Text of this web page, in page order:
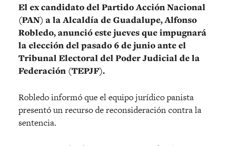
El ex candidato del Partido Acción Nacional
(PAN) a la Alcaldía de Guadalupe, Alfonso
Robledo, anunció este jueves que impugnará
la elección del pasado 6 de junio ante el
Tribunal Electoral del Poder Judicial de la
Federación (TEPJF).
Robledo informó que el equipo jurídico panista
presentó un recurso de reconsideración contra la
sentencia.